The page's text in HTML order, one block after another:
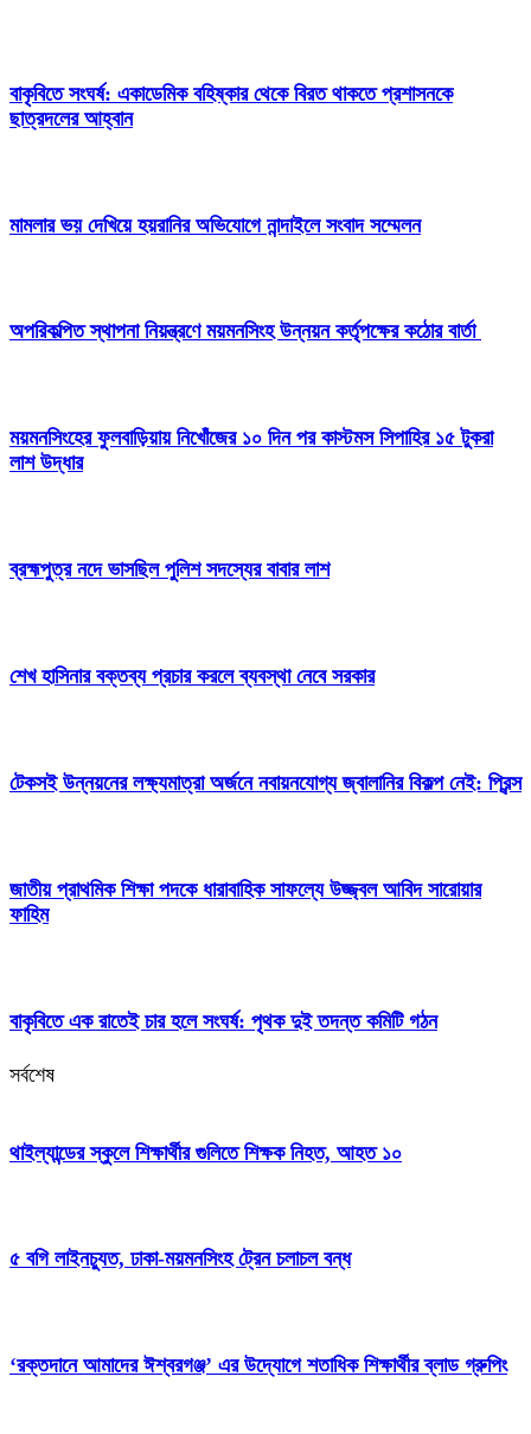
বাকৃবিতে সংঘর্ষ: একাডেমিক বহিষ্কার থেকে বিরত থাকতে প্রশাসনকে
ছাত্রদলের আহ্বান
মামলার ভয় দেখিয়ে হয়রানির অভিযোগে নান্দাইলে সংবাদ সম্মেলন
অপরিকল্পিত স্থাপনা নিয়ন্ত্রণে ময়মনসিংহ উন্নয়ন কর্তৃপক্ষের কঠোর বার্তা
ময়মনসিংহের ফুলবাড়িয়ায় নিখোঁজের ১০ দিন পর কাস্টমস সিপাহির ১৫ টুকরা
লাশ উদ্ধার
ব্রহ্মপুত্র নদে ভাসছিল পুলিশ সদস্যের বাবার লাশ
শেখ হাসিনার বক্তব্য প্রচার করলে ব্যবস্থা নেবে সরকার
টেকসই উন্নয়নের লক্ষ্যমাত্রা অর্জনে নবায়নযোগ্য জ্বালানির বিকল্প নেই: প্রিন্স
জাতীয় প্রাথমিক শিক্ষা পদকে ধারাবাহিক সাফল্যে উজ্জ্বল আবিদ সারোয়ার
ফাহিম
বাকৃবিতে এক রাতেই চার হলে সংঘর্ষ: পৃথক দুই তদন্ত কমিটি গঠন
সর্বশেষ
থাইল্যান্ডের স্কুলে শিক্ষার্থীর গুলিতে শিক্ষক নিহত, আহত ১০
৫ বগি লাইনচ্যুত, ঢাকা-ময়মনসিংহ ট্রেন চলাচল বন্ধ
‘রক্তদানে আমাদের ঈশ্বরগঞ্জ’ এর উদ্যোগে শতাধিক শিক্ষার্থীর ব্লাড গ্রুপিং